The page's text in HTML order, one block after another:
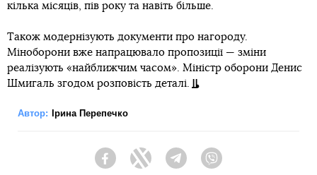
кілька місяців, пів року та навіть більше.
Також модернізують документи про нагороду.
Міноборони вже напрацювало пропозиції — зміни
реалізують «найближчим часом». Міністр оборони Денис
Шмигаль згодом розповість деталі.
Автор: Ірина Перепечко
FacebookTwitter Telegram